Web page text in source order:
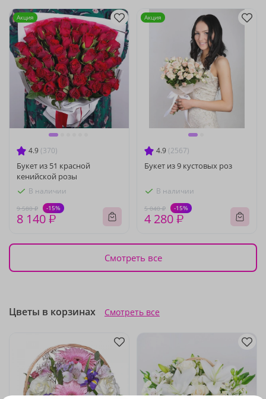
4.9 (370)
Букет из 51 красной
кенийской розы
В наличии
9 580 ₽ -15%
8 140 ₽
Акция
4.9 (2567)
Букет из 9 кустовых роз
В наличии
5 040 ₽ -15%
4 280 ₽
Акция
Смотреть все
Цветы в корзинах Смотреть все